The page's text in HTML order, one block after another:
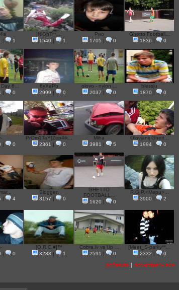
1
|NiGhT ...
1540
1
Pио
1705
0
Ghetto Football...
1836
0
Day 6...
| 0
6yXaPb
2999
0
olovo - nylon ...
2037
0
blessju
1870
0
0
PrOm1TaY[Zep4ik...
2361
0
Miha
3981
5
Olovjanij Ghett...
1994| 0
4
Sloggen
3157
0
GHETTO
FOOTBALL...
1620
0
R.G.P.<Mepu>...
3900
2
0
[O.R.C.#]™
3283
1
Cobra.lv vs Up ...
2591
0
[Meet_S-parky**...
2332
0
добавить посмотреть все